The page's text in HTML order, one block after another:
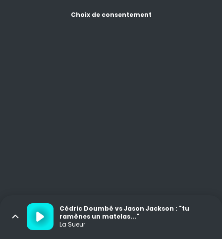
Choix de consentement
Cédric Doumbé vs Jason Jackson : "tu
ramènes un matelas..."
La Sueur